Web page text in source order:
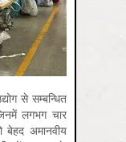
से सम्बन्धित
लगभग चार
अमानवीय